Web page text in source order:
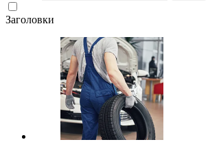
Заголовки